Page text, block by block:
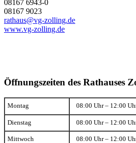
08167 6943-0
08167 9023
rathaus@vg-zolling.de
www.vg-zolling.de
Öffnungszeiten des Rathauses
Montag 08:00 Uhr – 12:00
Dienstag 08:00 Uhr – 12:00
Mittwoch 08:00 Uhr – 12:00